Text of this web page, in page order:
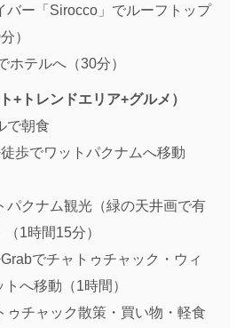
バー「Sirocco」でルーフトップ
）
ホテルへ（30分）
+トレンドエリア+グルメ）
で朝食
歩でワットパクナムへ移動
パクナム観光（緑の天井画で有
1時間15分）
でチャトゥチャック・ウィ
へ移動（1時間）
ゥチャック散策・買い物・軽食